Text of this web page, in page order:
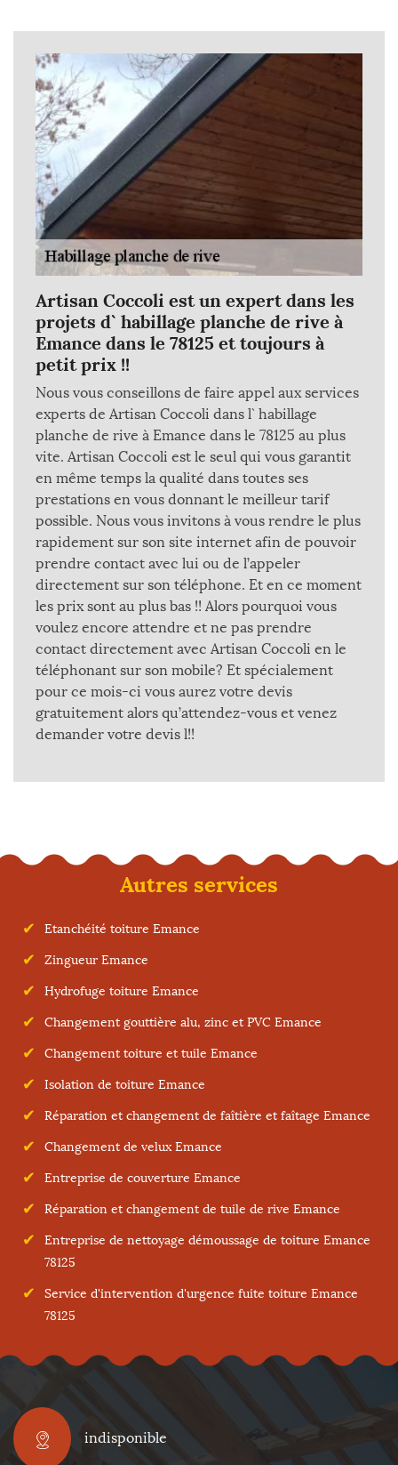
Artisan Coccoli est un expert dans les
projets d` habillage planche de rive à
Emance dans le 78125 et toujours à
petit prix !!
Nous vous conseillons de faire appel aux services
experts de Artisan Coccoli dans l` habillage
planche de rive à Emance dans le 78125 au plus
vite. Artisan Coccoli est le seul qui vous garantit
en même temps la qualité dans toutes ses
prestations en vous donnant le meilleur tarif
possible. Nous vous invitons à vous rendre le plus
rapidement sur son site internet afin de pouvoir
prendre contact avec lui ou de l’appeler
directement sur son téléphone. Et en ce moment
les prix sont au plus bas !! Alors pourquoi vous
voulez encore attendre et ne pas prendre
contact directement avec Artisan Coccoli en le
téléphonant sur son mobile? Et spécialement
pour ce mois-ci vous aurez votre devis
gratuitement alors qu’attendez-vous et venez
demander votre devis l!!
Autres services
Etanchéité toiture Emance
Zingueur Emance
Hydrofuge toiture Emance
Changement gouttière alu, zinc et PVC Emance
Changement toiture et tuile Emance
Isolation de toiture Emance
Réparation et changement de faîtière et faîtage Emance
Changement de velux Emance
Entreprise de couverture Emance
Réparation et changement de tuile de rive Emance
Entreprise de nettoyage démoussage de toiture Emance
78125
Service d'intervention d'urgence fuite toiture Emance
78125
indisponible